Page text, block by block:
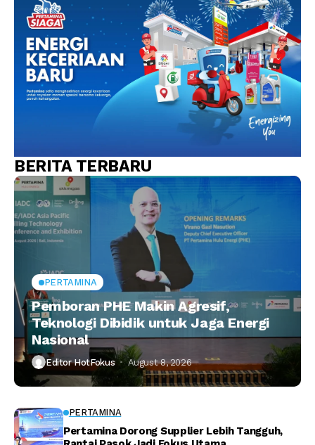
BERITA TERBARU
PERTAMINA
Pemboran PHE Makin Agresif,
Teknologi Dibidik untuk Jaga Energi
Nasional
Editor HotFokus August 8, 2026
PERTAMINA
Pertamina Dorong Supplier Lebih Tangguh,